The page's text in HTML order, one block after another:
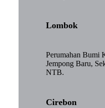
Lombok
Perumahan Bumi
Jempong Baru,
NTB.
Cirebon